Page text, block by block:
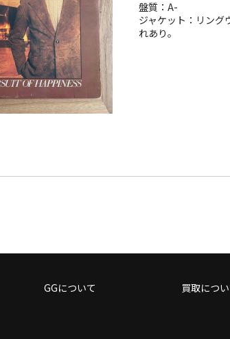
盤質：A-
ジャケット：リング
れあり。
GGについて 買取につ